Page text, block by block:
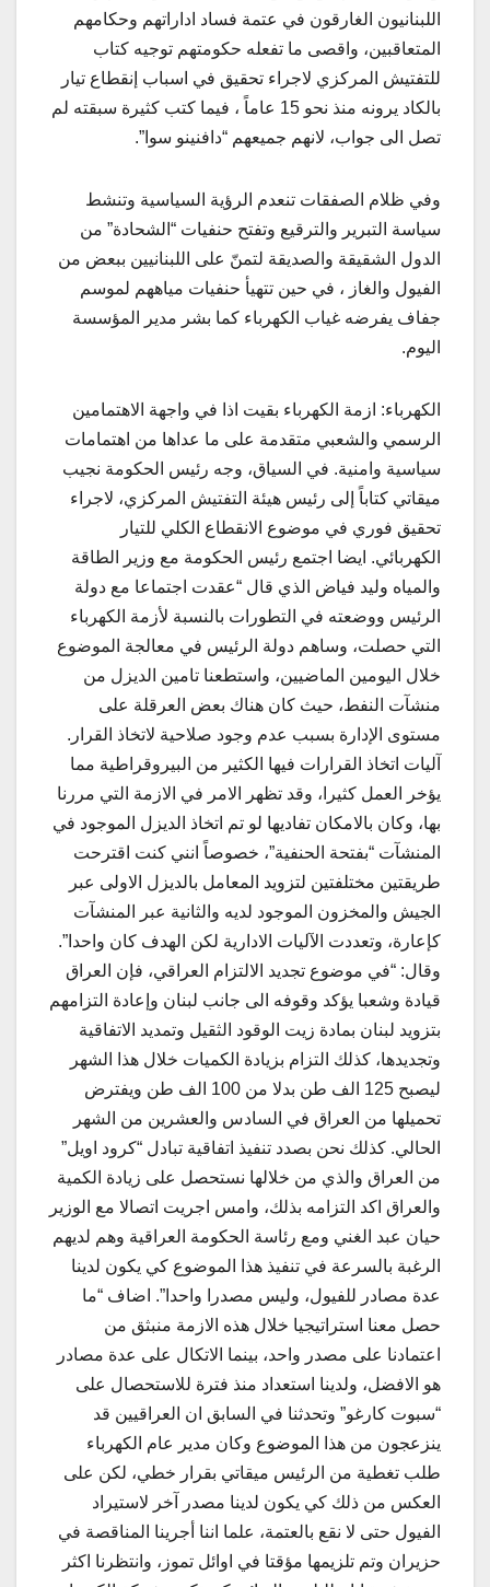
اللبنانيون الغارقون في عتمة فساد اداراتهم وحكامهم
المتعاقبين، واقصى ما تفعله حكومتهم توجيه كتاب
للتفتيش المركزي لاجراء تحقيق في اسباب إنقطاع تيار
بالكاد يرونه منذ نحو 15 عاماً ، فيما كتب كثيرة سبقته لم
تصل الى جواب، لانهم جميعهم “دافنينو سوا”.
وفي ظلام الصفقات تنعدم الرؤية السياسية وتنشط
سياسة التبرير والترقيع وتفتح حنفيات “الشحادة” من
الدول الشقيقة والصديقة لتمنّ على اللبنانيين ببعض من
الفيول والغاز ، في حين تتهيأ حنفيات مياههم لموسم
جفاف يفرضه غياب الكهرباء كما بشر مدير المؤسسة
اليوم.
الكهرباء: ازمة الكهرباء بقيت اذا في واجهة الاهتمامين
الرسمي والشعبي متقدمة على ما عداها من اهتمامات
سياسية وامنية. في السياق، وجه رئيس الحكومة نجيب
ميقاتي كتاباً إلى رئيس هيئة التفتيش المركزي، لاجراء
تحقيق فوري في موضوع الانقطاع الكلي للتيار
الكهربائي. ايضا اجتمع رئيس الحكومة مع وزير الطاقة
والمياه وليد فياض الذي قال “عقدت اجتماعا مع دولة
الرئيس ووضعته في التطورات بالنسبة لأزمة الكهرباء
التي حصلت، وساهم دولة الرئيس في معالجة الموضوع
خلال اليومين الماضيين، واستطعنا تامين الديزل من
منشآت النفط، حيث كان هناك بعض العرقلة على
مستوى الإدارة بسبب عدم وجود صلاحية لاتخاذ القرار.
آليات اتخاذ القرارات فيها الكثير من البيروقراطية مما
يؤخر العمل كثيرا، وقد تظهر الامر في الازمة التي مررنا
بها، وكان بالامكان تفاديها لو تم اتخاذ الديزل الموجود في
المنشآت “بفتحة الحنفية”، خصوصاً انني كنت اقترحت
طريقتين مختلفتين لتزويد المعامل بالديزل الاولى عبر
الجيش والمخزون الموجود لديه والثانية عبر المنشآت
كإعارة، وتعددت الآليات الادارية لكن الهدف كان واحدا”.
وقال: “في موضوع تجديد الالتزام العراقي، فإن العراق
قيادة وشعبا يؤكد وقوفه الى جانب لبنان وإعادة التزامهم
بتزويد لبنان بمادة زيت الوقود الثقيل وتمديد الاتفاقية
وتجديدها، كذلك التزام بزيادة الكميات خلال هذا الشهر
ليصبح 125 الف طن بدلا من 100 الف طن ويفترض
تحميلها من العراق في السادس والعشرين من الشهر
الحالي. كذلك نحن بصدد تنفيذ اتفاقية تبادل “كرود اويل”
من العراق والذي من خلالها نستحصل على زيادة الكمية
والعراق اكد التزامه بذلك، وامس اجريت اتصالا مع الوزير
حيان عبد الغني ومع رئاسة الحكومة العراقية وهم لديهم
الرغبة بالسرعة في تنفيذ هذا الموضوع كي يكون لدينا
عدة مصادر للفيول، وليس مصدرا واحدا”. اضاف “ما
حصل معنا استراتيجيا خلال هذه الازمة منبثق من
اعتمادنا على مصدر واحد، بينما الاتكال على عدة مصادر
هو الافضل، ولدينا استعداد منذ فترة للاستحصال على
“سبوت كارغو” وتحدثنا في السابق ان العراقيين قد
ينزعجون من هذا الموضوع وكان مدير عام الكهرباء
طلب تغطية من الرئيس ميقاتي بقرار خطي، لكن على
العكس من ذلك كي يكون لدينا مصدر آخر لاستيراد
الفيول حتى لا نقع بالعتمة، علما اننا أجرينا المناقصة في
حزيران وتم تلزيمها مؤقتا في اوائل تموز، وانتظرنا اكثر